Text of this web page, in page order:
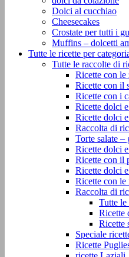
Dolci al cucchiao
Cheesecakes
Crostate per tutti i
Muffins – dolcetti
Tutte le ricette per
Tutte le raccolte di
Ricette con le
Ricette con il
Ricette con i
Ricette dolci
Ricette dolci
Raccolta di
Torte salate –
Ricette dolci
Ricette con il
Ricette dolci
Ricette con le
Raccolta di
Tutte le
Ricette
Ricette
Speciale
Ricette